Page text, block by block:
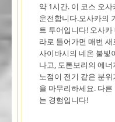
약 1시간. 이 코스 오
운전합니다.오사카의
트 투어입니다! 오사
라로 들어가면 매번
사이바시의 네온 불빛
나고, 도톤보리의 에
노점이 전기 같은 분
을 마무리하세요. 다
는 경험입니다!